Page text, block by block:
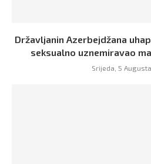
Državljanin Azerbejdžana
seksualno uznemiravao
Srijeda, 5